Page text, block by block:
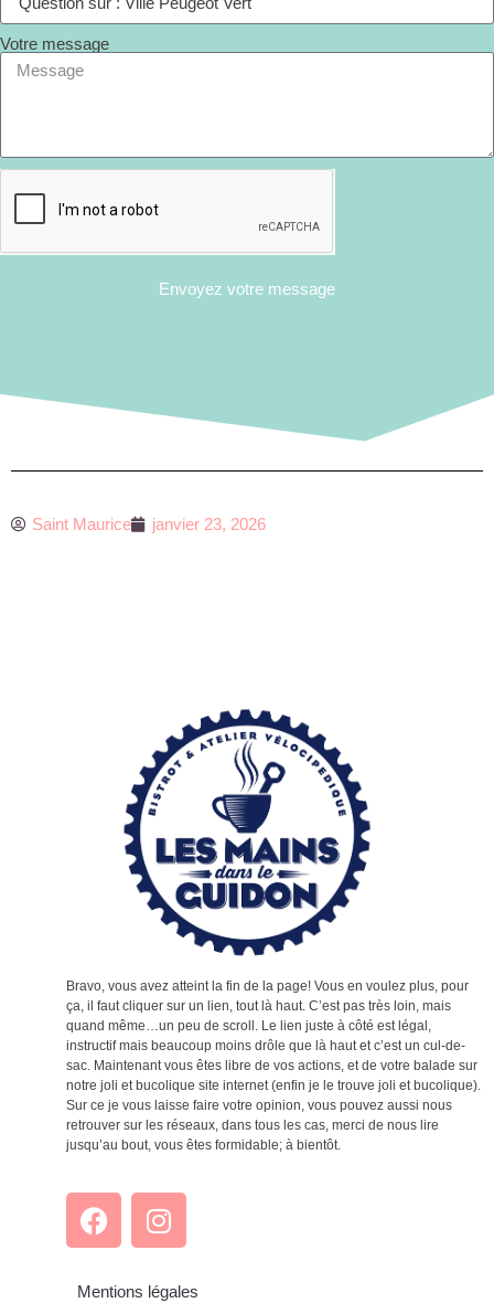
Votre message
Envoyez votre message
Saint Maurice janvier 23, 2026
Bravo, vous avez atteint la fin de la page! Vous en voulez plus, pour
ça, il faut cliquer sur un lien, tout là haut. C’est pas très loin, mais
quand même…un peu de scroll. Le lien juste à côté est légal,
instructif mais beaucoup moins drôle que là haut et c’est un cul-de-
sac. Maintenant vous êtes libre de vos actions, et de votre balade sur
notre joli et bucolique site internet (enfin je le trouve joli et bucolique).
Sur ce je vous laisse faire votre opinion, vous pouvez aussi nous
retrouver sur les réseaux, dans tous les cas, merci de nous lire
jusqu’au bout, vous êtes formidable; à bientôt.
Mentions légales